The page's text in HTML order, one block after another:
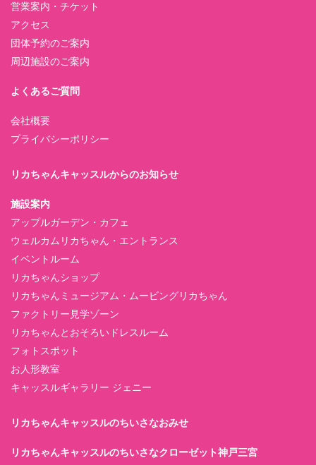
営業案内・チケット
アクセス
団体予約のご案内
周辺施設のご案内
よくあるご質問
会社概要
プライバシーポリシー
リカちゃんキャッスルからのお知らせ
施設案内
アップルガーデン・カフェ
ウェルカムリカちゃん・エントランス
イベントルーム
リカちゃんショップ
リカちゃんミュージアム・ムービングリカちゃん
ファクトリー見学ゾーン
リカちゃんとおそろいドレスルーム
フォトスポット
お人形教室
キャッスルギャラリー ジェニー
リカちゃんキャッスルのちいさなおみせ
リカちゃんキャッスルのちいさなクローゼット神戸三宮